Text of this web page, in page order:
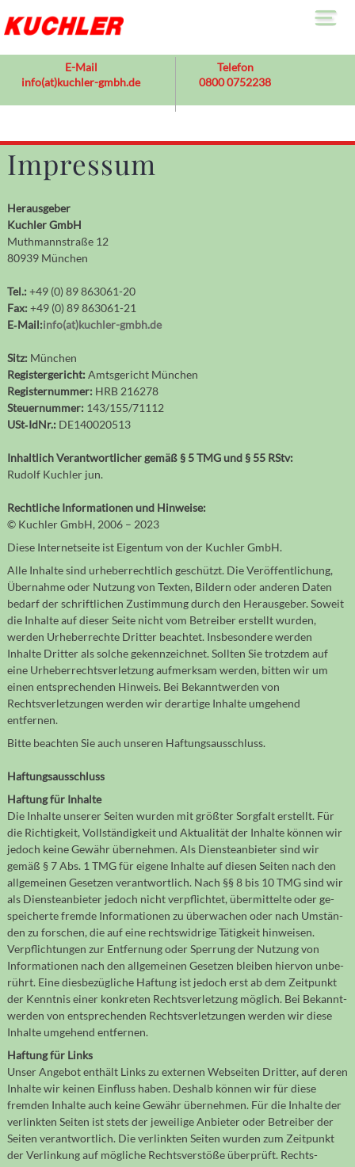
E-Mail
info(at)kuchler-gmbh.de
Telefon
0800 0752238
Impressum
Herausgeber
Kuchler GmbH
Muthmannstraße 12
80939 München
Tel.: +49 (0) 89 863061-20
Fax: +49 (0) 89 863061-21
E‐Mail:info(at)kuchler-gmbh.de
Sitz: München
Registergericht: Amtsgericht München
Registernummer: HRB 216278
Steuernummer: 143/155/71112
USt‐IdNr.: DE140020513
Inhaltlich Verantwortlicher gemäß § 5 TMG und § 55 RStv:
Rudolf Kuchler jun.
Rechtliche Informationen und Hinweise:
© Kuchler GmbH, 2006 – 2023
Diese Internetseite ist Eigentum von der Kuchler GmbH.
Alle Inhalte sind urheberrechtlich geschützt. Die Veröffentlichung,
Übernahme oder Nutzung von Texten, Bildern oder anderen Daten
bedarf der schriftlichen Zustimmung durch den Herausgeber. Soweit
die Inhalte auf dieser Seite nicht vom Betreiber erstellt wurden,
werden Urheberrechte Dritter beachtet. Insbesondere werden
Inhalte Dritter als solche gekennzeichnet. Sollten Sie trotzdem auf
eine Urheberrechtsverletzung aufmerksam werden, bitten wir um
einen entsprechenden Hinweis. Bei Bekanntwerden von
Rechtsverletzungen werden wir derartige Inhalte umgehend
entfernen.
Bitte beachten Sie auch unseren Haftungsausschluss.
Haftungsausschluss
Haftung für Inhalte
Die Inhalte unserer Seiten wurden mit größter Sorgfalt erstellt. Für
die Richtig­keit, Voll­stän­dig­keit und Aktua­li­tät der Inhalte können wir
je­doch keine Gewähr über­neh­men. Als Dienste­anbieter sind wir
gemäß § 7 Abs. 1 TMG für eigene Inhalte auf diesen Seiten nach den
allge­mei­nen Gesetzen ver­ant­wort­lich. Nach §§ 8 bis 10 TMG sind wir
als Dienste­an­bieter je­doch nicht ver­pflich­tet, über­mittelte oder ge­
spei­cherte fremde Infor­ma­tionen zu über­wachen oder nach Um­stän­
den zu forschen, die auf eine rechts­widrige Tätig­keit hin­weisen.
Verpflich­tungen zur Ent­fernung oder Sperrung der Nutzung von
Infor­ma­tionen nach den all­ge­mei­nen Geset­zen bleiben hier­von unbe­
rührt. Eine dies­be­züg­liche Haftung ist je­doch erst ab dem Zeit­punkt
der Kennt­nis einer kon­kre­ten Rechts­ver­let­zung mög­lich. Bei Bekannt­
werden von ent­spre­chen­den Rechts­ver­let­zun­gen werden wir diese
Inhalte um­gehend ent­fernen.
Haftung für Links
Unser Angebot enthält Links zu externen Web­seiten Dritter, auf deren
Inhalte wir keinen Ein­fluss haben. Des­halb können wir für diese
fremden Inhalte auch keine Gewähr über­neh­men. Für die Inhalte der
ver­link­ten Seiten ist stets der je­wei­lige Anbieter oder Be­trei­ber der
Seiten ver­ant­wort­lich. Die ver­link­ten Seiten wurden zum Zeit­punkt
der Ver­linkung auf mög­liche Rechts­ver­stöße über­prüft. Rechts­